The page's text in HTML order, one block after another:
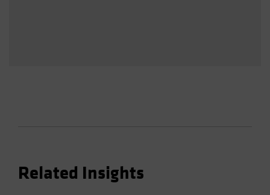
Related Insights